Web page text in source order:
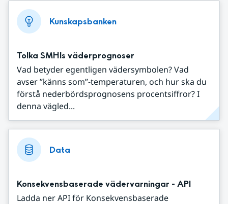
Kunskapsbanken
Tolka SMHIs väderprognoser
Vad betyder egentligen vädersymbolen? Vad
avser ”känns som”-temperaturen, och hur ska du
förstå nederbördsprognosens procentsiffror? I
denna vägled...
Data
Konsekvensbaserade vädervarningar - API
Ladda ner API för Konsekvensbaserade